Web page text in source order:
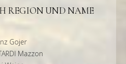
REGION UND NAME
Gojer
Mazzon